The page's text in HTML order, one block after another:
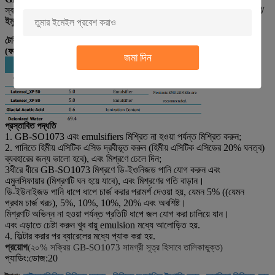
জমা দিন
স্বাভাবিক প্রয়োগের অবস্থার অধীনে একটি নরমকরণের রুপের পরিবর্তন।
দ্রবীভূতকরণ/
ইমুলসিফিকেশন পদ্ধতি
টেবিল ১ঃ GB-SO1073 মাইক্রোএমুলেশন প্রস্তাবিত
(ফর্মুলা ও উপাদান)
প্রস্তাবিত পদ্ধতি
1. GB-SO1073 এবং emulsifiers মিশ্রিত না হওয়া পর্যন্ত মিশ্রিত করুন;
2. পানিতে হিমীয় এসিটিক এসিড দ্রবীভূত করুন (হিমীয় এসিটিক এসিডের 20% ঘনত্ব)
ব্যবহারের জন্য ভালো হবে), এবং মিশ্রণে ঢেলে দিন;
3ধীরে ধীরে GB-SO1073 মিশ্রণে ডি-ইওনিজড পানি যোগ করুন এবং
এমুলসিফায়ার (মিশ্রণটি ঘন হয়ে যাবে), এবং মিশ্রণের গতি বাড়ান।
ডি-ইউনাইজড পানি ধাপে ধাপে চার্জ করার পরামর্শ দেওয়া হয়, যেমন 5% ((যেমন
প্রথম চার্জ খরচ), 5%, 10%, 10%, 20% এবং অবশিষ্ট।
মিশ্রণটি অভিন্ন না হওয়া পর্যন্ত প্রতিটি ধাপে জল যোগ করা চালিয়ে যান।
এবং এড়াতে চেষ্টা করুন খুব বায়ু emulsion মধ্যে আলোড়িত হয়.
4. ফিল্টার করার পর ব্যারেলের মধ্যে প্যাক করা হয়.
প্রয়োগ(২০% সক্রিয় GB-SO1073 সামগ্রী সূত্র হিসাবে তালিকাভুক্ত)
প্যাডিং:ডোজ:20